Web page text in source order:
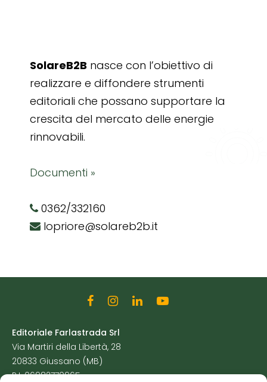
SolareB2B nasce con l’obiettivo di
realizzare e diffondere strumenti
editoriali che possano supportare la
crescita del mercato delle energie
rinnovabili.
Documenti »
0362/332160
lopriore@solareb2b.it
Editoriale Farlastrada Srl
Via Martiri della Libertà, 28
20833 Giussano (MB)
P.I. 06982770965